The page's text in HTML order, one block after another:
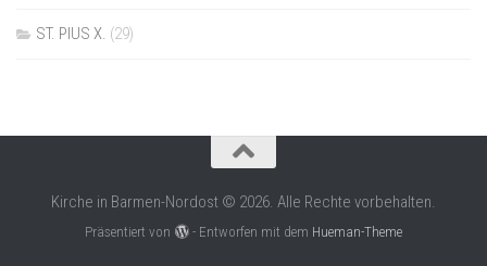
ST. PIUS X. (29)
Kirche in Barmen-Nordost © 2026. Alle Rechte vorbehalten.
Präsentiert von - Entworfen mit dem Hueman-Theme